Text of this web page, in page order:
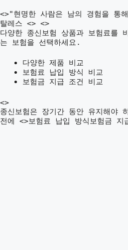
<>"현명한 사람은 남의 경험을
탈레스 <> <>
다양한 종신보험 상품과 보험료를
는 보험을 선택하세요.
다양한 제품 비교
보험료 납입 방식 비교
보험금 지급 조건 비교
<>
종신보험은 장기간 동안 유지해야
전에 <>보험료 납입 방식보험금 지